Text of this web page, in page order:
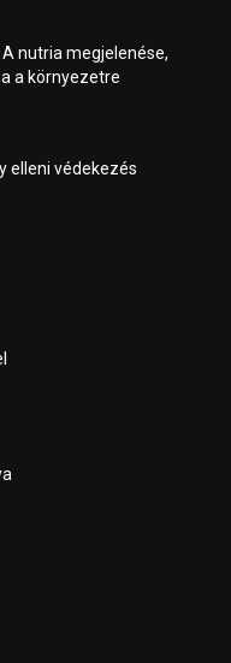
nutria megjelenése,
a környezetre
elleni védekezés